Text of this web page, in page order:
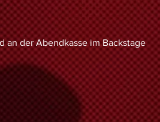
an der Abendkasse im Backstage